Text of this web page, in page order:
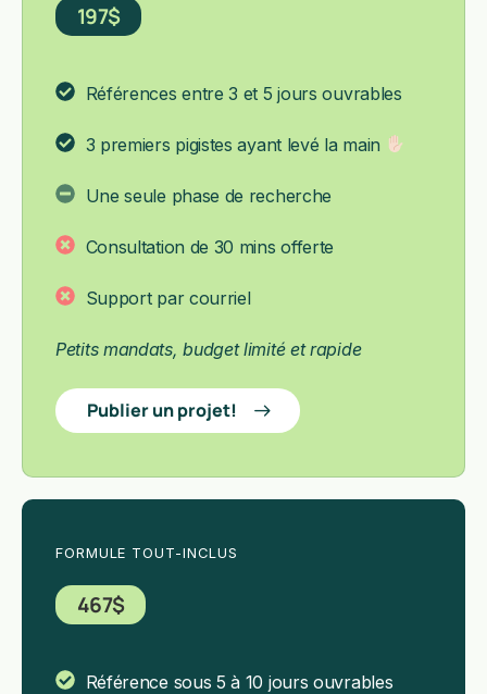
197$
Références entre 3 et 5 jours ouvrables
3 premiers pigistes ayant levé la main
Une seule phase de recherche
Consultation de 30 mins offerte
Support par courriel
Petits mandats, budget limité et rapide
Publier un projet!
FORMULE TOUT-INCLUS
467$
Référence sous 5 à 10 jours ouvrables